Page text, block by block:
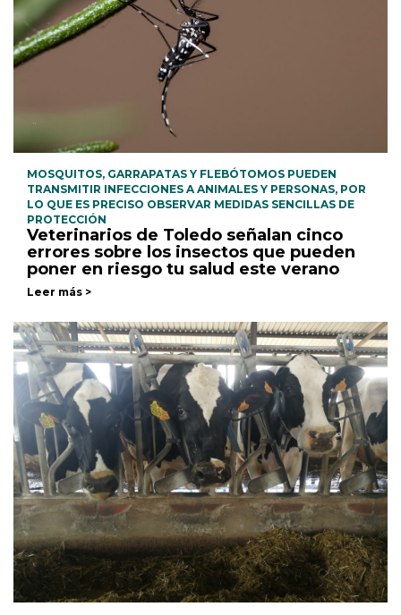
MOSQUITOS, GARRAPATAS Y FLEBÓTOMOS PUEDEN
TRANSMITIR INFECCIONES A ANIMALES Y PERSONAS, POR
LO QUE ES PRECISO OBSERVAR MEDIDAS SENCILLAS DE
PROTECCIÓN
Veterinarios de Toledo señalan cinco
errores sobre los insectos que pueden
poner en riesgo tu salud este verano
Leer más >